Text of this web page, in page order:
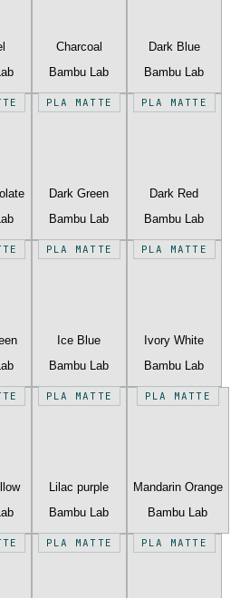
Charcoal
Bambu Lab
Dark Blue
Bambu Lab
PLA MATTE
Dark Green
Bambu Lab
PLA MATTE
Dark Red
Bambu Lab
PLA MATTE
Ice Blue
Bambu Lab
PLA MATTE
Ivory White
Bambu Lab
PLA MATTE
Lilac purple
Bambu Lab
PLA MATTE
Mandarin Orange
Bambu Lab
PLA MATTE PLA MATTE